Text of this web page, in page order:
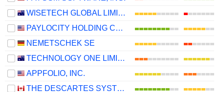
WISETECH GLOBAL LIMITED
PAYLOCITY HOLDING CORPORATION
NEMETSCHEK SE
TECHNOLOGY ONE LIMITED
APPFOLIO, INC.
THE DESCARTES SYSTEMS GROUP INC.